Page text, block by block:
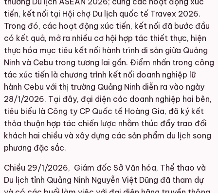
tiến, kết nối tại Hội chợ Du lịch quốc tế Travex 2026.
Trong đó, các hoạt động xúc tiến, kết nối đã bước đầu
có kết quả, mở ra nhiều cơ hội hợp tác thiết thực, hiện
thực hóa mục tiêu kết nối hành trình di sản giữa Quảng
Ninh và Cebu trong tương lai gần. Điểm nhấn trong công
tác xúc tiến là chương trình kết nối doanh nghiệp lữ
hành Cebu với thị trường Quảng Ninh diễn ra vào ngày
28/1/2026. Tại đây, đại diện các doanh nghiệp hai bên,
tiêu biểu là Công ty CP Quốc tế Hoàng Gia, đã ký kết
thỏa thuận hợp tác chiến lược nhằm thúc đẩy trao đổi
khách hai chiều và xây dựng các sản phẩm du lịch song
phương đặc sắc.
Chiều 29/1/2026, Giám đốc Sở Văn hóa, Thể thao và
Du lịch tỉnh Quảng Ninh Nguyễn Việt Dũng đã tham dự